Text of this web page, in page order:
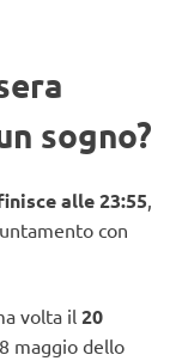
sogno?
alle 23:55
con
volta il 20
maggio dello